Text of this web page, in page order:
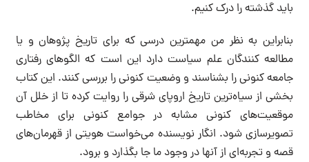
باید گذشته را درک کنیم.
بنابراین به نظر من مهمترین درسی که برای تاریخ پژوهان و یا
مطالعه کنندگان علم سیاست دارد این است که الگوهای رفتاری
جامعه کنونی را بشناسند و وضعیت کنونی را بررسی کنند. این کتاب
بخشی از سیاه‌‌ترین تاریخ اروپای شرقی را روایت کرده تا از خلل آن
موقعیت‌های کنونی مشابه در جوامع کنونی برای مخاطب
تصویرسازی شود. انگار نویسنده می‌خواست هویتی از قهرمان‌های
قصه و تجربه‌ای از آنها در وجود ما جا بگذارد و برود.